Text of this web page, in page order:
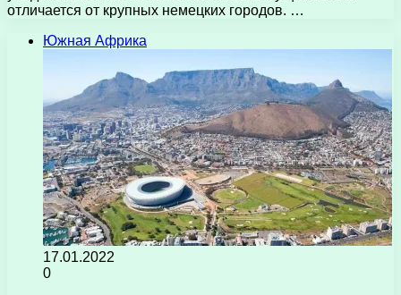
отличается от крупных немецких городов. …
Южная Африка
17.01.2022
0